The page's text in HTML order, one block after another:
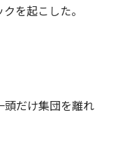
を起こした。
頭だけ集団を離れ